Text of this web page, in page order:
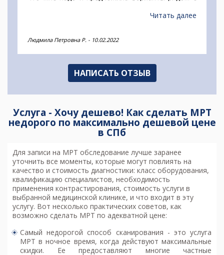
цены и адреса. Спасибо за хорошую работу.
Читать далее
Людмила Петровна Р. - 10.02.2022
НАПИСАТЬ ОТЗЫВ
Услуга - Хочу дешево! Как сделать МРТ
недорого по максимально дешевой цене
в СПб
Для записи на МРТ обследование лучше заранее
уточнить все моменты, которые могут повлиять на
качество и стоимость диагностики: класс оборудования,
квалификацию специалистов, необходимость
применения контрастирования, стоимость услуги в
выбранной медицинской клинике, и что входит в эту
услугу. Вот несколько практических советов, как
возможно сделать МРТ по адекватной цене:
Самый недорогой способ сканирования - это услуга
МРТ в ночное время, когда действуют максимальные
скидки. Ее предоставляют многие частные